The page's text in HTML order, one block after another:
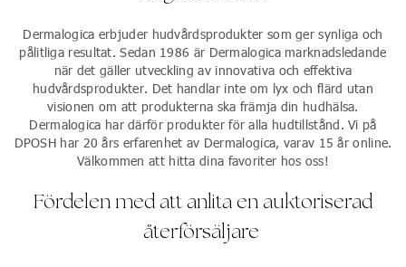
Dermalogica erbjuder hudvårdsprodukter som ger synliga och
pålitliga resultat. Sedan 1986 är Dermalogica marknadsledande
när det gäller utveckling av innovativa och effektiva
hudvårdsprodukter. Det handlar inte om lyx och flärd utan
visionen om att produkterna ska främja din hudhälsa.
Dermalogica har därför produkter för alla hudtillstånd. Vi på
DPOSH har 20 års erfarenhet av Dermalogica, varav 15 år online.
Välkommen att hitta dina favoriter hos oss!
Fördelen med att anlita en auktoriserad
återförsäljare